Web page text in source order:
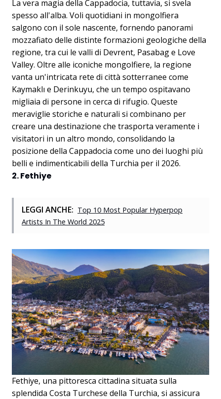
La vera magia della Cappadocia, tuttavia, si svela
spesso all'alba. Voli quotidiani in mongolfiera
salgono con il sole nascente, fornendo panorami
mozzafiato delle distinte formazioni geologiche della
regione, tra cui le valli di Devrent, Pasabag e Love
Valley. Oltre alle iconiche mongolfiere, la regione
vanta un'intricata rete di città sotterranee come
Kaymaklı e Derinkuyu, che un tempo ospitavano
migliaia di persone in cerca di rifugio. Queste
meraviglie storiche e naturali si combinano per
creare una destinazione che trasporta veramente i
visitatori in un altro mondo, consolidando la
posizione della Cappadocia come uno dei luoghi più
belli e indimenticabili della Turchia per il 2026.
2. Fethiye
LEGGI ANCHE: Top 10 Most Popular Hyperpop
Artists In The World 2025
Fethiye, una pittoresca cittadina situata sulla
splendida Costa Turchese della Turchia, si assicura